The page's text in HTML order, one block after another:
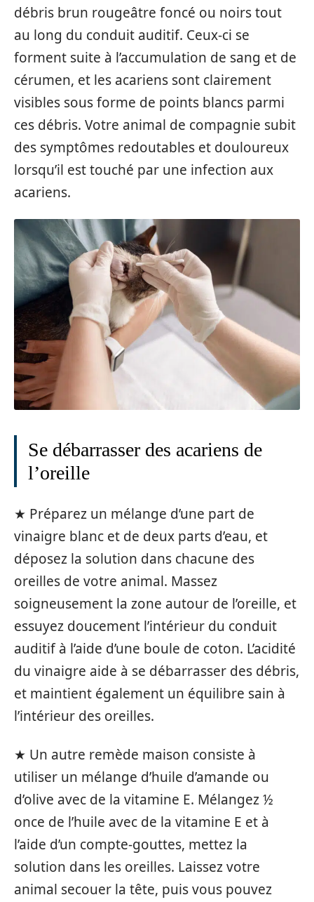
débris brun rougeâtre foncé ou noirs tout
au long du conduit auditif. Ceux-ci se
forment suite à l’accumulation de sang et de
cérumen, et les acariens sont clairement
visibles sous forme de points blancs parmi
ces débris. Votre animal de compagnie subit
des symptômes redoutables et douloureux
lorsqu’il est touché par une infection aux
acariens.
Se débarrasser des acariens de
l’oreille
★ Préparez un mélange d’une part de
vinaigre blanc et de deux parts d’eau, et
déposez la solution dans chacune des
oreilles de votre animal. Massez
soigneusement la zone autour de l’oreille, et
essuyez doucement l’intérieur du conduit
auditif à l’aide d’une boule de coton. L’acidité
du vinaigre aide à se débarrasser des débris,
et maintient également un équilibre sain à
l’intérieur des oreilles.
★ Un autre remède maison consiste à
utiliser un mélange d’huile d’amande ou
d’olive avec de la vitamine E. Mélangez ½
once de l’huile avec de la vitamine E et à
l’aide d’un compte-gouttes, mettez la
solution dans les oreilles. Laissez votre
animal secouer la tête, puis vous pouvez